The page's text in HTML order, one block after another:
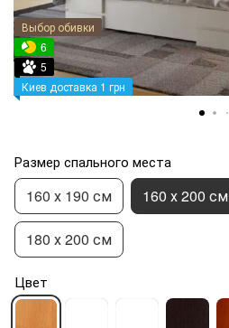
Выбор обивки
6
5
Киев доставка 1 грн
Размер спального места
160 х 190 см 160 х 200 см
180 х 200 см
Цвет